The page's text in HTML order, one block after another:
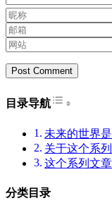
没有测试环境，其次开
是基于本地开发的，第
环境能过，正式环境不
问题，从昨天的问题定
形溢出，正好测试数据是
大的临界值附近，这个问
发现和确定的问题，第四
规范，第五漏了部分环
备，比如说临时很随意
卡，第六没有测试系统
在的问题 这里说的问题
目录导航Toggle
未来的世界
关于这个系
这个系列文
分类目录